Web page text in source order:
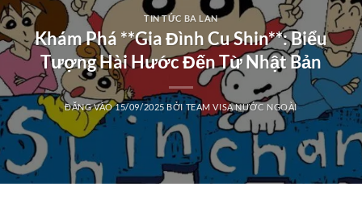
TIN TỨC BA LAN
Khám Phá **Gia Đình Cu Shin**: Biểu
Tượng Hài Hước Đến Từ Nhật Bản
ĐĂNG VÀO15/09/2025 BỞITEAM VISA NƯỚC NGOÀI